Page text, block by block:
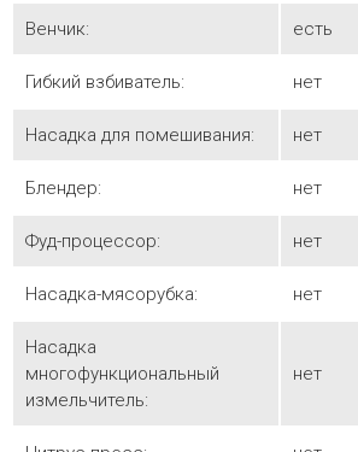
Венчик: есть
Гибкий взбиватель: нет
Насадка для помешивания: нет
Блендер: нет
Фуд-процессор: нет
Насадка-мясорубка: нет
Насадка
многофункциональный
измельчитель:
нет